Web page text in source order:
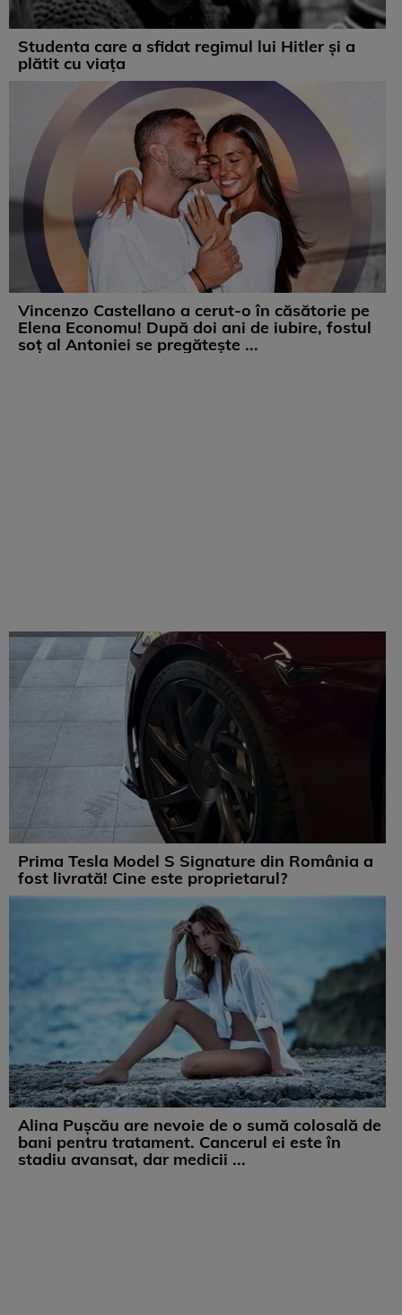
Studenta care a sfidat regimul lui Hitler și a
plătit cu viața
Vincenzo Castellano a cerut-o în căsătorie pe
Elena Economu! După doi ani de iubire, fostul
soț al Antoniei se pregătește ...
Prima Tesla Model S Signature din România a
fost livrată! Cine este proprietarul?
Alina Pușcău are nevoie de o sumă colosală de
bani pentru tratament. Cancerul ei este în
stadiu avansat, dar medicii ...